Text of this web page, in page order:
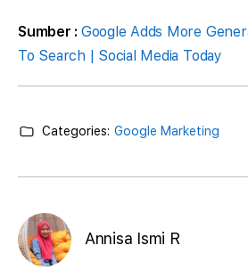
Sumber : Google Adds More
To Search | Social Media Today
Categories: Google Marketing
Annisa Ismi R